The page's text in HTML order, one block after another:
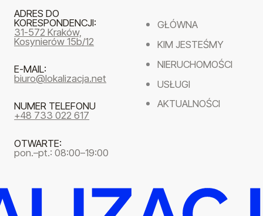
GŁÓWNA
KIM JESTEŚMY
NIERUCHOMOŚCI
USŁUGI
AKTUALNOŚCI
ADRES DO
KORESPONDENCJI:
31-572 Kraków,
Kosynierów 15b/12
E-MAIL:
biuro@lokalizacja.net
NUMER TELEFONU
+48 733 022 617
OTWARTE:
pon.–pt.: 08:00–19:00